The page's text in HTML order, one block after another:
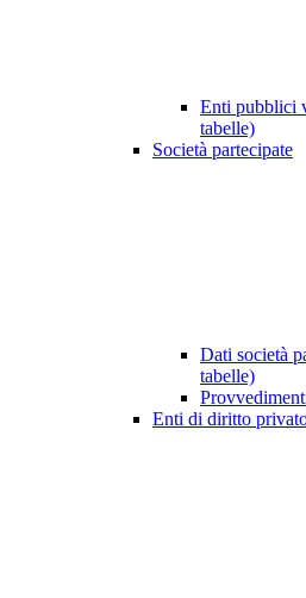
Enti pubblici
tabelle)
Società partecipate
Dati società
tabelle)
Enti di diritto